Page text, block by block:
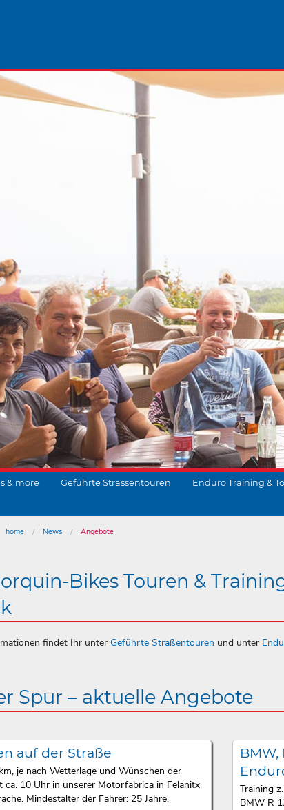
& more Geführte Strassentouren Enduro Training &
home News
Angebote
Bikes Touren &
findet Ihr unter Geführte Straßentouren und unter
Spur – aktuelle Angebote
auf der Straße
je nach Wetterlage und Wünschen der
ca. 10 Uhr in unserer Motorfabrica in Felanitx
Mindestalter der Fahrer: 25 Jahre.
Training
BMW R